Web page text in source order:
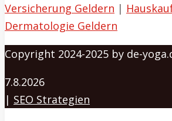
Versicherung Geldern |
Dermatologie Geldern
Copyright 2024-2025 by de-
7.8.2026
| SEO Strategien